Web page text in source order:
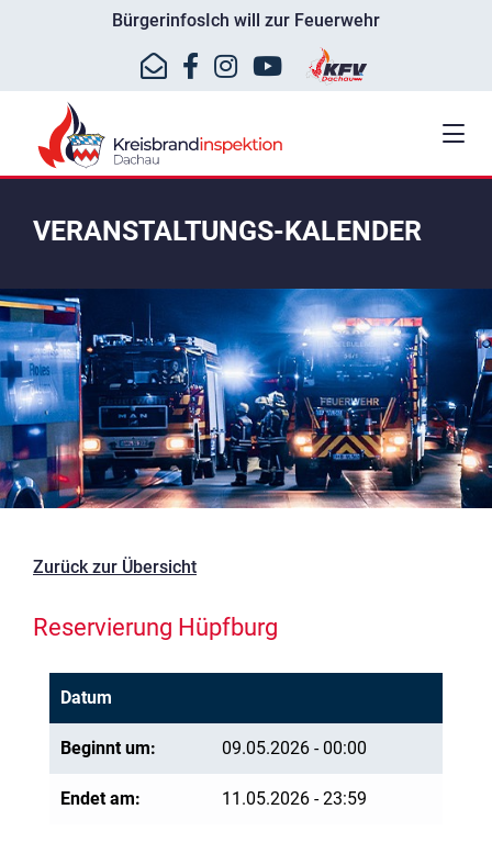
BürgerinfosIch will zur Feuerwehr
VERANSTALTUNGS-KALENDER
Zurück zur Übersicht
Reservierung Hüpfburg
Datum
Beginnt um: 09.05.2026 - 00:00
Endet am: 11.05.2026 - 23:59